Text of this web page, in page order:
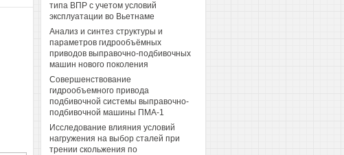
типа ВПР с учетом условий
эксплуатации во Вьетнаме
Анализ и синтез структуры и
параметров гидрообъёмных
приводов выправочно-подбивочных
машин нового поколения
Совершенствование
гидрообъемного привода
подбивочной системы выправочно-
подбивочной машины ПМА-1
Исследование влияния условий
нагружения на выбор сталей при
трении скольжения по